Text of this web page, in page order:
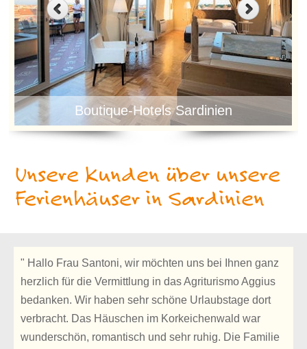
Boutique-Hotels Sardinien
Unsere Kunden über unsere
Ferienhäuser in Sardinien
" Hallo Frau Santoni, wir möchten uns bei Ihnen ganz
herzlich für die Vermittlung in das Agriturismo Aggius
bedanken. Wir haben sehr schöne Urlaubstage dort
verbracht. Das Häuschen im Korkeichenwald war
wunderschön, romantisch und sehr ruhig. Die Familie